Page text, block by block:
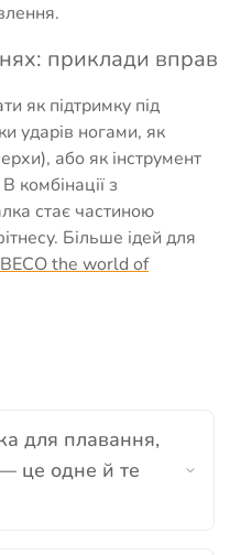
приклади вправ
як підтримку під
ударів ногами, як
або як інструмент
комбінації з
стає частиною
Більше ідей для
BECO the world of
для плавання,
це одне й те